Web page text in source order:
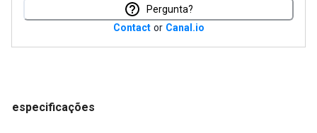
Pergunta?
Contact or Canal.io
especificações